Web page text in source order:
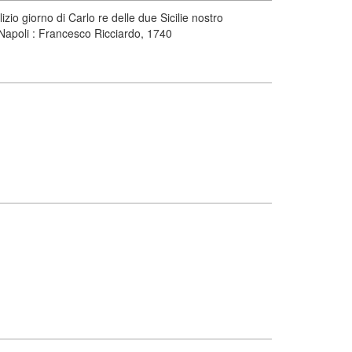
giorno di Carlo re delle due Sicilie nostro
: Francesco Ricciardo, 1740